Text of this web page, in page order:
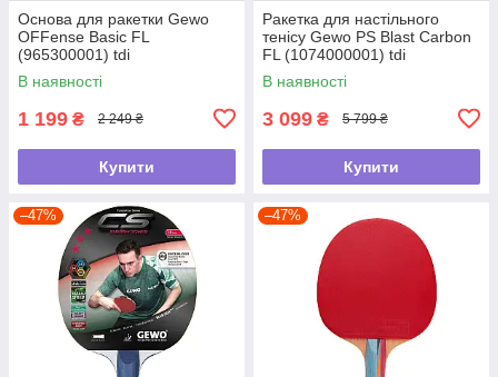
Основа для ракетки Gewo
OFFense Basic FL
(965300001) tdi
В наявності
1 199 ₴ 2 249 ₴
Купити
Ракетка для настільного
тенісу Gewo PS Blast Carbon
FL (1074000001) tdi
В наявності
3 099 ₴ 5 799 ₴
Купити
–47% –47%